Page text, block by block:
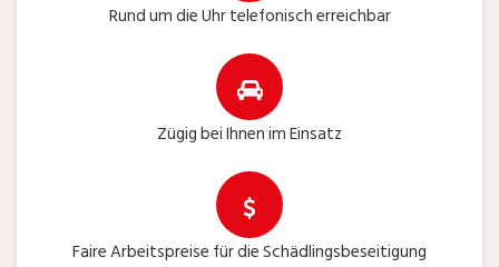
Rund um die Uhr telefonisch erreichbar
Zügig bei Ihnen im Einsatz
Faire Arbeitspreise für die Schädlingsbeseitigung